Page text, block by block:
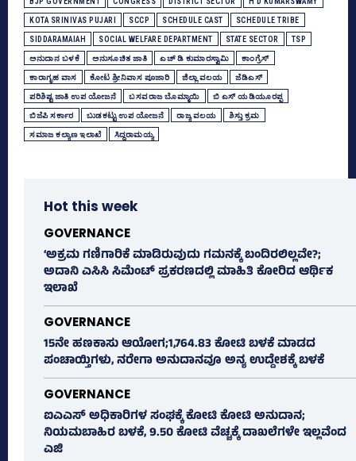
KOTA SRINIVAS PUJARI SCCP SCHEDULE CAST SCHEDULE TRIBE
SIDDARAMAIAH SOCIAL WELFARE DEPARTMENT STATE SECTOR TSP
ಅನುದಾನ ಬಳಕೆ ಅನುಸೂಚಿತ ಜಾತಿ ಎಚ್‌ ಡಿ ಕುಮಾರಸ್ವಾಮಿ ಕಾಂಗ್ರೆಸ್‌
ಕಾರಾಗೃಹ ವಾಸ ಕೋಟ ಶ್ರೀನಿವಾಸ ಪೂಜಾರಿ ಜಿಲ್ಲಾ ವಲಯ ಜೆಡಿಎಸ್‌
ಪರಿಶಿಷ್ಟ ಜಾತಿ ಉಪ ಯೋಜನೆ ಬಸವರಾಜ ಬೊಮ್ಮಾಯಿ ಬಿ ಎಸ್‌ ಯಡಿಯೂರಪ್ಪ
ಬಿಜೆಪಿ ಸರ್ಕಾರ ಬುಡಕಟ್ಟು ಉಪ ಯೋಜನೆ ರಾಜ್ಯ ವಲಯ ಶಿಸ್ತು ಕ್ರಮ
ಸಮಾಜ ಕಲ್ಯಾಣ ಇಲಾಖೆ ಸಿದ್ದರಾಮಯ್ಯ
Hot this week
GOVERNANCE
‘ಅಕ್ರಮ ಗಣಿಗಾರಿಕೆ ಮಾಡಿರುವುದು ಗಮನಕ್ಕೆ ಬಂದಿರಲಿಲ್ಲವೇ?;
ಅದಾನಿ ಎಸಿಸಿ ಸಿಮೆಂಟ್ ಪ್ರಕರಣದಲ್ಲಿ ಮಾಹಿತಿ ಕೋರಿದ ಆರ್ಥಿಕ
ಇಲಾಖೆ
GOVERNANCE
15ನೇ ಹಣಕಾಸು ಆಯೋಗ;1,764.83 ಕೋಟಿ ಬಳಕೆ ಮಾಡದ
ಪಂಚಾಯ್ತಿಗಳು, ನರೇಗಾ ಅನುದಾನವೂ ಅನ್ಯ ಉದ್ದೇಶಕ್ಕೆ ಬಳಕೆ
GOVERNANCE
ಐಎಎಸ್‌ ಅಧಿಕಾರಿಗಳ ಸಂಘಕ್ಕೆ ಕೋಟಿ ಕೋಟಿ ಅನುದಾನ;
ನಿಯಮಬಾಹಿರ ಬಳಕೆ, 9.50 ಕೋಟಿ ವೆಚ್ಚಕ್ಕೆ ದಾಖಲೆಗಳೇ ಇಲ್ಲವೆಂದ
ಎಜಿ